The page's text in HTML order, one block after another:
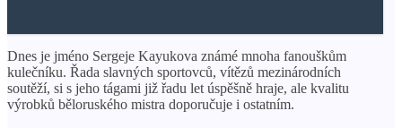
Dnes je jméno Sergeje Kayukova známé mnoha fanouškům
kulečníku. Řada slavných sportovců, vítězů mezinárodních
soutěží, si s jeho tágami již řadu let úspěšně hraje, ale kvalitu
výrobků běloruského mistra doporučuje i ostatním.